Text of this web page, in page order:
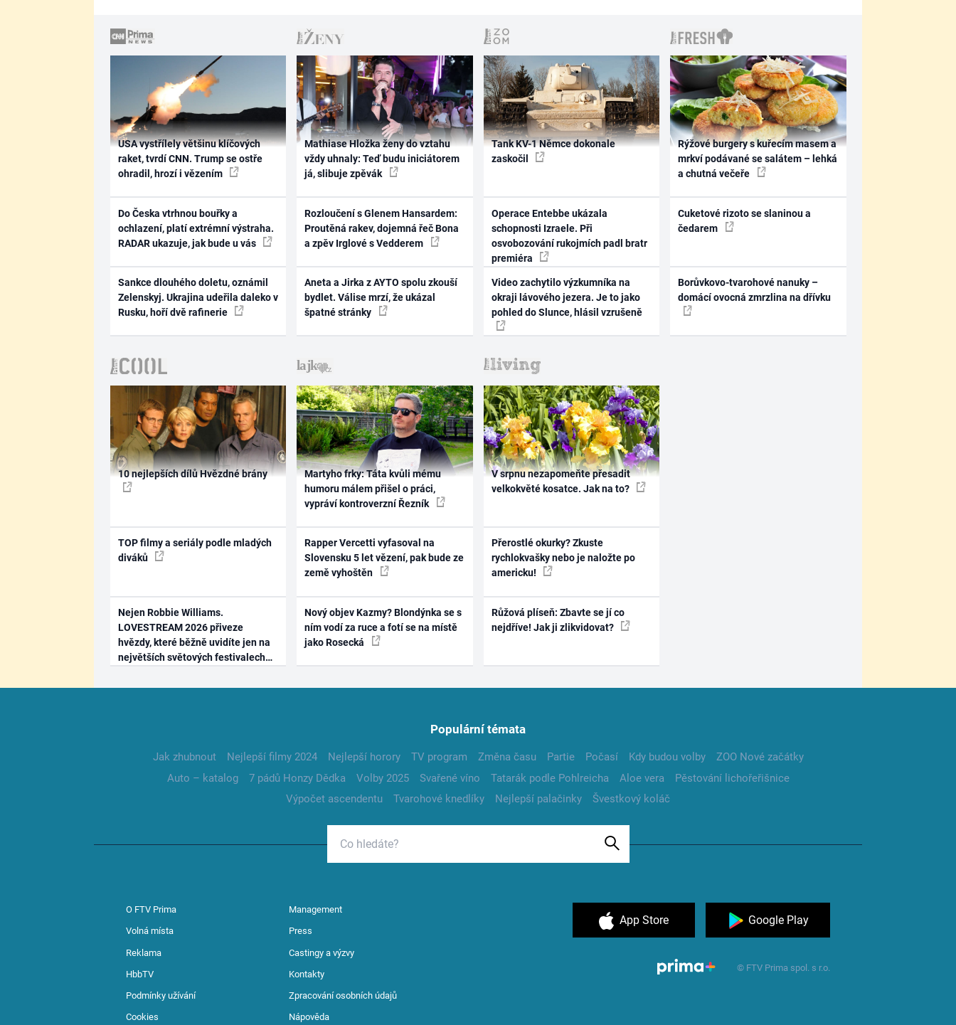
USA vystřílely většinu klíčových
raket, tvrdí CNN. Trump se ostře
ohradil, hrozí i vězením
Do Česka vtrhnou bouřky a
ochlazení, platí extrémní výstraha.
RADAR ukazuje, jak bude u vás
Sankce dlouhého doletu, oznámil
Zelenskyj. Ukrajina udeřila daleko v
Rusku, hoří dvě rafinerie
Mathiase Hložka ženy do vztahu
vždy uhnaly: Teď budu iniciátorem
já, slibuje zpěvák
Rozloučení s Glenem Hansardem:
Proutěná rakev, dojemná řeč Bona
a zpěv Irglové s Vedderem
Aneta a Jirka z AYTO spolu zkouší
bydlet. Válise mrzí, že ukázal
špatné stránky
Tank KV-1 Němce dokonale
zaskočil
Operace Entebbe ukázala
schopnosti Izraele. Při
osvobozování rukojmích padl bratr
premiéra
Video zachytilo výzkumníka na
okraji lávového jezera. Je to jako
pohled do Slunce, hlásil vzrušeně
Rýžové burgery s kuřecím masem a
mrkví podávané se salátem – lehká
a chutná večeře
Cuketové rizoto se slaninou a
čedarem
Borůvkovo-tvarohové nanuky –
domácí ovocná zmrzlina na dřívku
10 nejlepších dílů Hvězdné brány
TOP filmy a seriály podle mladých
diváků
Nejen Robbie Williams.
LOVESTREAM 2026 přiveze
hvězdy, které běžně uvidíte jen na
největších světových festivalech
Martyho frky: Táta kvůli mému
humoru málem přišel o práci,
vypráví kontroverzní Řezník
Rapper Vercetti vyfasoval na
Slovensku 5 let vězení, pak bude ze
země vyhoštěn
Nový objev Kazmy? Blondýnka se s
ním vodí za ruce a fotí se na místě
jako Rosecká
V srpnu nezapomeňte přesadit
velkokvěté kosatce. Jak na to?
Přerostlé okurky? Zkuste
rychlokvašky nebo je naložte po
americku!
Růžová plíseň: Zbavte se jí co
nejdříve! Jak ji zlikvidovat?
Populární témata
Jak zhubnout Nejlepší filmy 2024 Nejlepší horory TV program Změna času Partie Počasí Kdy budou volby
ZOO Nové začátky
Auto – katalog
7 pádů Honzy Dědka Volby 2025 Svařené víno Tatarák podle Pohlreicha Aloe vera
Pěstování lichořeřišnice
Výpočet ascendentu
Tvarohové knedlíky Nejlepší palačinky Švestkový koláč
O FTV Prima Management
Volná místa Press
Reklama Castingy a výzvy
HbbTV Kontakty
Podmínky užívání Zpracování osobních údajů
Cookies Nápověda
App Store Google Play
© FTV Prima spol. s r.o.